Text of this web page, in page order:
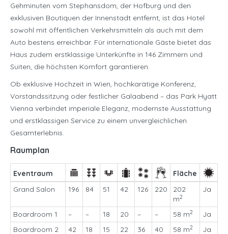
Gehminuten vom Stephansdom, der Hofburg und den
exklusiven Boutiquen der Innenstadt entfernt, ist das Hotel
sowohl mit öffentlichen Verkehrsmitteln als auch mit dem
Auto bestens erreichbar. Für internationale Gäste bietet das
Haus zudem erstklassige Unterkünfte in 146 Zimmern und
Suiten, die höchsten Komfort garantieren.
Ob exklusive Hochzeit in Wien, hochkarätige Konferenz,
Vorstandssitzung oder festlicher Galaabend – das Park Hyatt
Vienna verbindet imperiale Eleganz, modernste Ausstattung
und erstklassigen Service zu einem unvergleichlichen
Gesamterlebnis.
Raumplan
Eventraum
Fläche
Grand Salon
196 84 51 42 126 220
202
m2
Ja
Boardroom 1 – – 18 20 – – 58 m2
Ja
Boardroom 2
42 18 15 22 36 40 58 m2 Ja